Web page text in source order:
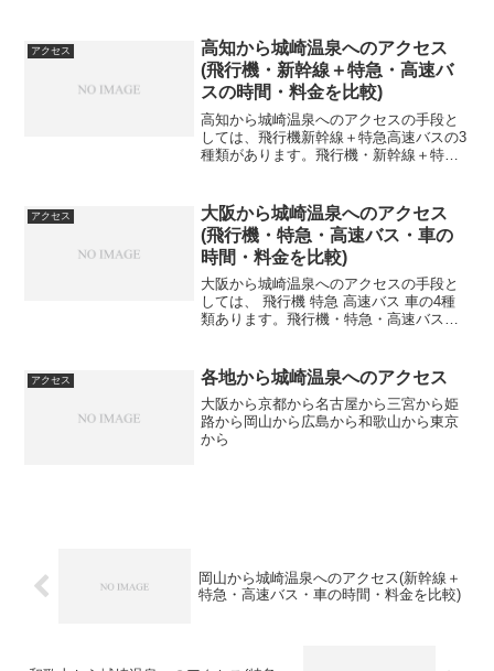
バス5時間20分4,940円車3時間30分5,3...
アクセス
高知から城崎温泉へのアクセス
(飛行機・新幹線＋特急・高速バ
スの時間・料金を比較)
高知から城崎温泉へのアクセスの手段と
しては、飛行機新幹線＋特急高速バスの3
種類があります。飛行機・新幹線＋特
34,810円新幹線＋特急5時間27分12,030円
高速バス...
アクセス
大阪から城崎温泉へのアクセス
(飛行機・特急・高速バス・車の
時間・料金を比較)
大阪から城崎温泉へのアクセスの手段と
しては、 飛行機 特急 高速バス 車の4種
類あります。飛行機・特急・高速バス・
高速バス3時間21分3,700円車2...
アクセス 各地から城崎温泉へのアクセス
大阪から京都から名古屋から三宮から姫
路から岡山から広島から和歌山から東京
から
岡山から城崎温泉へのアクセス(新幹線＋
特急・高速バス・車の時間・料金を比較)